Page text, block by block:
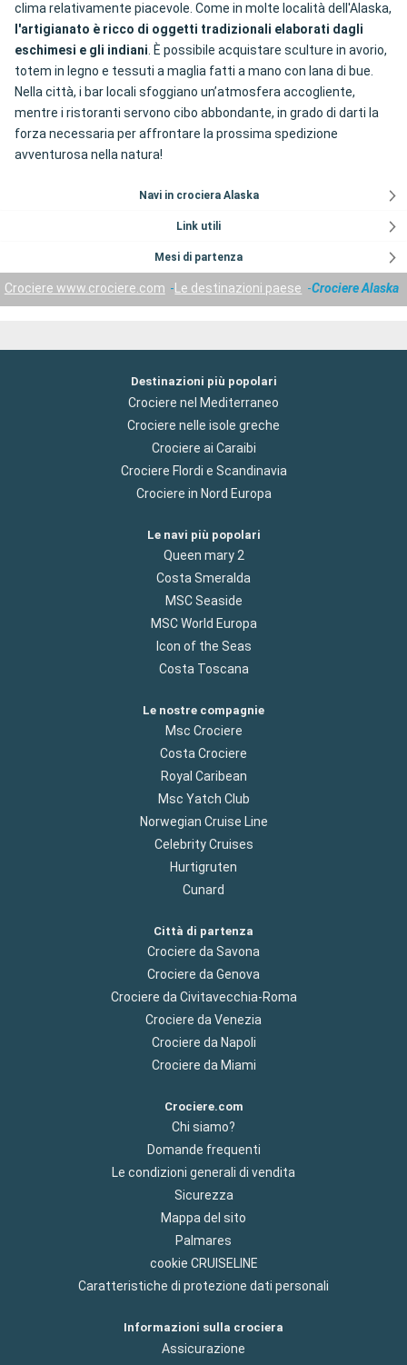
clima relativamente piacevole. Come in molte località dell'Alaska,
l'artigianato è ricco di oggetti tradizionali elaborati dagli
eschimesi e gli indiani. È possibile acquistare sculture in avorio,
totem in legno e tessuti a maglia fatti a mano con lana di bue.
Nella città, i bar locali sfoggiano un’atmosfera accogliente,
mentre i ristoranti servono cibo abbondante, in grado di darti la
forza necessaria per affrontare la prossima spedizione
avventurosa nella natura!
Navi in crociera Alaska
Link utili
Mesi di partenza
Crociere www.crociere.com Le destinazioni paese Crociere Alaska
Destinazioni più popolari
Crociere nel Mediterraneo
Crociere nelle isole greche
Crociere ai Caraibi
Crociere Flordi e Scandinavia
Crociere in Nord Europa
Le navi più popolari
Queen mary 2
Costa Smeralda
MSC Seaside
MSC World Europa
Icon of the Seas
Costa Toscana
Le nostre compagnie
Msc Crociere
Costa Crociere
Royal Caribean
Msc Yatch Club
Norwegian Cruise Line
Celebrity Cruises
Hurtigruten
Cunard
Città di partenza
Crociere da Savona
Crociere da Genova
Crociere da Civitavecchia-Roma
Crociere da Venezia
Crociere da Napoli
Crociere da Miami
Crociere.com
Chi siamo?
Domande frequenti
Le condizioni generali di vendita
Sicurezza
Mappa del sito
Palmares
cookie CRUISELINE
Caratteristiche di protezione dati personali
Informazioni sulla crociera
Assicurazione